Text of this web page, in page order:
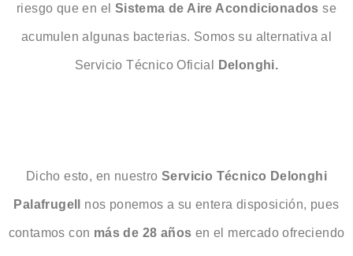
riesgo que en el Sistema de Aire Acondicionados se
acumulen algunas bacterias. Somos su alternativa al
Servicio Técnico Oficial Delonghi.
Dicho esto, en nuestroServicio Técnico Delonghi
Palafrugell nos ponemos a su entera disposición, pues
contamos con más de 28 años en el mercado ofreciendo